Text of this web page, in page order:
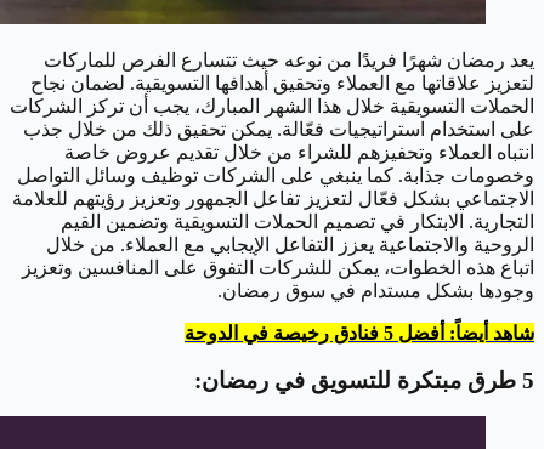
يعد رمضان شهرًا فريدًا من نوعه حيث تتسارع الفرص للماركات
لتعزيز علاقاتها مع العملاء وتحقيق أهدافها التسويقية. لضمان نجاح
الحملات التسويقية خلال هذا الشهر المبارك، يجب أن تركز الشركات
على استخدام استراتيجيات فعّالة. يمكن تحقيق ذلك من خلال جذب
انتباه العملاء وتحفيزهم للشراء من خلال تقديم عروض خاصة
وخصومات جذابة. كما ينبغي على الشركات توظيف وسائل التواصل
الاجتماعي بشكل فعّال لتعزيز تفاعل الجمهور وتعزيز رؤيتهم للعلامة
التجارية. الابتكار في تصميم الحملات التسويقية وتضمين القيم
الروحية والاجتماعية يعزز التفاعل الإيجابي مع العملاء. من خلال
اتباع هذه الخطوات، يمكن للشركات التفوق على المنافسين وتعزيز
وجودها بشكل مستدام في سوق رمضان.
شاهد أيضاً: أفضل 5 فنادق رخيصة في الدوحة
5 طرق مبتكرة للتسويق في رمضان: